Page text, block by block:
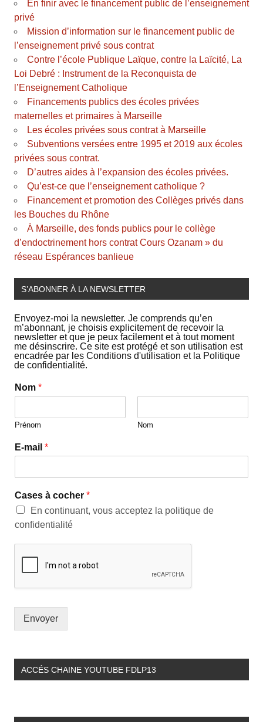
En finir avec le financement public de l’enseignement
privé
Mission d’information sur le financement public de
l’enseignement privé sous contrat
Contre l’école Publique Laïque, contre la Laïcité, La
Loi Debré : Instrument de la Reconquista de
l’Enseignement Catholique
Financements publics des écoles privées
maternelles et primaires à Marseille
Les écoles privées sous contrat à Marseille
Subventions versées entre 1995 et 2019 aux écoles
privées sous contrat.
D’autres aides à l’expansion des écoles privées.
Qu’est-ce que l’enseignement catholique ?
Financement et promotion des Collèges privés dans
les Bouches du Rhône
À Marseille, des fonds publics pour le collège
d’endoctrinement hors contrat Cours Ozanam » du
réseau Espérances banlieue
S’ABONNER À LA NEWSLETTER
Envoyez-moi la newsletter. Je comprends qu’en
m’abonnant, je choisis explicitement de recevoir la
newsletter et que je peux facilement et à tout moment
me désinscrire. Ce site est protégé et son utilisation est
encadrée par les Conditions d'utilisation et la Politique
de confidentialité.
Nom *
Prénom Nom
E-mail *
Cases à cocher *
En continuant, vous acceptez la politique de
confidentialité
Envoyer
ACCÉS CHAINE YOUTUBE FDLP13